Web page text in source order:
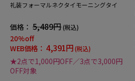
礼装フォーマルネクタイモーニングタイ
価格： 5,489円(税込)
20%off
WEB価格： 4,391円(税込)
★2点で1,000円OFF／3点で3,000円
OFF対象